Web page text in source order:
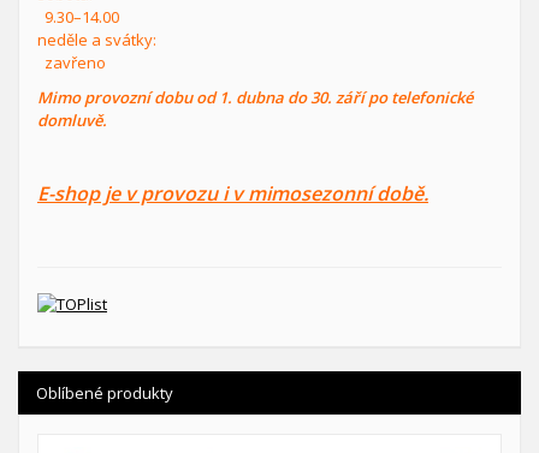
9.30–14.00
neděle a svátky:
zavřeno
Mimo provozní dobu od 1. dubna do 30. září po telefonické
domluvě.
E-shop je v provozu i v mimosezonní době.
Oblíbené produkty